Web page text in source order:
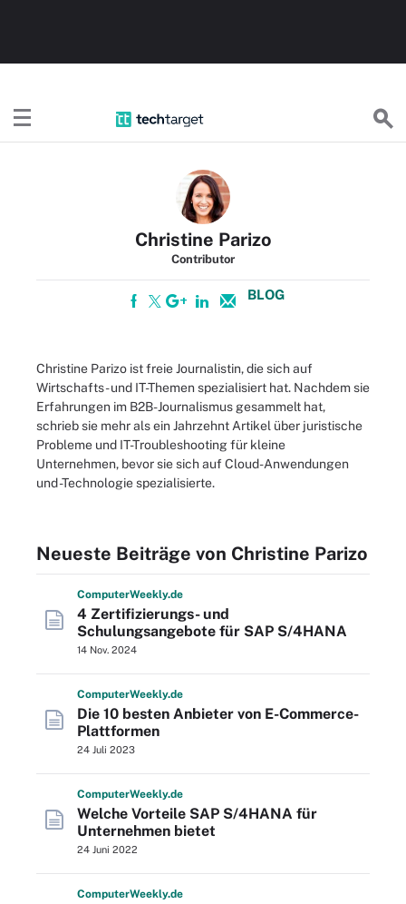
Christine Parizo
Contributor
BLOG
Christine Parizo ist freie Journalistin, die sich auf
Wirtschafts- und IT-Themen spezialisiert hat. Nachdem sie
Erfahrungen im B2B-Journalismus gesammelt hat,
schrieb sie mehr als ein Jahrzehnt Artikel über juristische
Probleme und IT-Troubleshooting für kleine
Unternehmen, bevor sie sich auf Cloud-Anwendungen
und -Technologie spezialisierte.
Neueste Beiträge von Christine Parizo
ComputerWeekly.de
4 Zertifizierungs- und
Schulungsangebote für SAP S/4HANA
14 Nov. 2024
ComputerWeekly.de
Die 10 besten Anbieter von E-Commerce-
Plattformen
24 Juli 2023
ComputerWeekly.de
Welche Vorteile SAP S/4HANA für
Unternehmen bietet
24 Juni 2022
ComputerWeekly.de